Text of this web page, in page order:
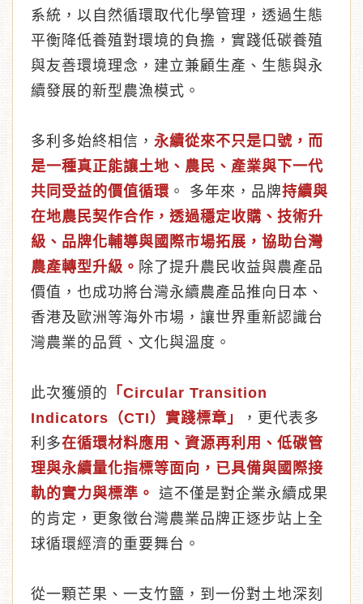
系統，以自然循環取代化學管理，透過生態
平衡降低養殖對環境的負擔，實踐低碳養殖
與友善環境理念，建立兼顧生產、生態與永
續發展的新型農漁模式。
多利多始終相信，永續從來不只是口號，而
是一種真正能讓土地、農民、產業與下一代
共同受益的價值循環 。 多年來，品牌持續與
在地農民契作合作，透過穩定收購、技術升
級、品牌化輔導與國際市場拓展，協助台灣
農產轉型升級。 除了提升農民收益與農產品
價值，也成功將台灣永續農產品推向日本、
香港及歐洲等海外市場，讓世界重新認識台
灣農業的品質、文化與溫度。
此次獲頒的
「Circular Transition
Indicators（CTI）實踐標章」
，更代表多
利多在循環材料應用、資源再利用、低碳管
理與永續量化指標等面向，已具備與國際接
軌的實力與標準。這不僅是對企業永續成果
的肯定，更象徵台灣農業品牌正逐步站上全
球循環經濟的重要舞台。
從一顆芒果、一支竹鹽，到一份對土地深刻